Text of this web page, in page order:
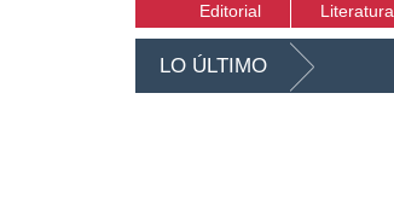
Editorial Literatura
LO ÚLTIMO